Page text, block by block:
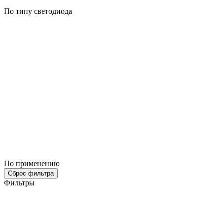
По типу светодиода
По применению
Сброс фильтра
Фильтры